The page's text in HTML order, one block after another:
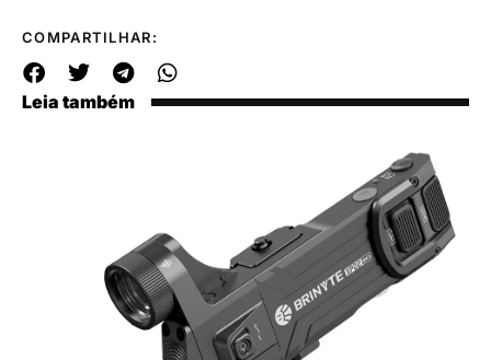
COMPARTILHAR:
Leia também